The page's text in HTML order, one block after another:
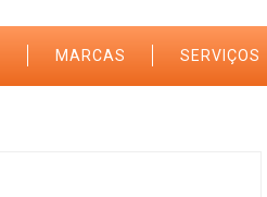
MARCAS SERVIÇOS